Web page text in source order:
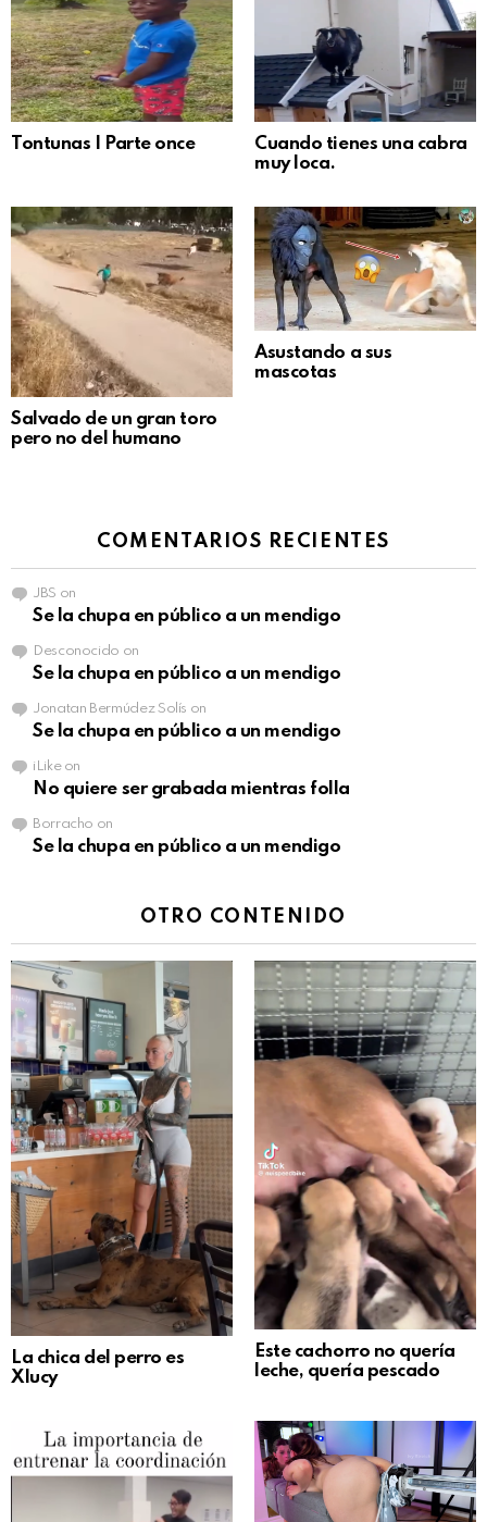
Tontunas | Parte once
Cuando tienes una cabra
muy loca.
Salvado de un gran toro
pero no del humano
Asustando a sus
mascotas
COMENTARIOS RECIENTES
JBS on
Se la chupa en público a un mendigo
Desconocido on
Se la chupa en público a un mendigo
Jonatan Bermúdez Solís on
Se la chupa en público a un mendigo
iLikeon
No quiere ser grabada mientras folla
Borracho on
Se la chupa en público a un mendigo
OTRO CONTENIDO
La chica del perro es
Xlucy
Este cachorro no quería
leche, quería pescado